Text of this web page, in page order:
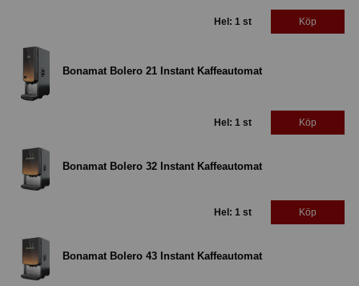
Hel: 1 st Köp
Bonamat Bolero 21 Instant Kaffeautomat
Hel: 1 st Köp
Bonamat Bolero 32 Instant Kaffeautomat
Hel: 1 st Köp
Bonamat Bolero 43 Instant Kaffeautomat